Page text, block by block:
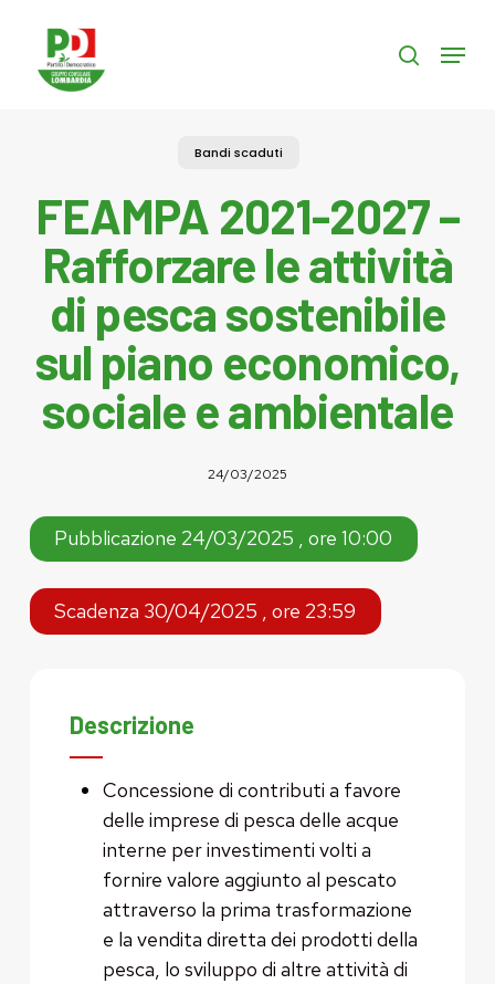
content
search
Menu
Bandi scaduti
FEAMPA 2021-2027 –
Rafforzare le attività
di pesca sostenibile
sul piano economico,
sociale e ambientale
24/03/2025
Pubblicazione 24/03/2025 , ore 10:00
Scadenza 30/04/2025 , ore 23:59
Descrizione
Concessione di contributi a favore
delle imprese di pesca delle acque
interne per investimenti volti a
fornire valore aggiunto al pescato
attraverso la prima trasformazione
e la vendita diretta dei prodotti della
pesca, lo sviluppo di altre attività di